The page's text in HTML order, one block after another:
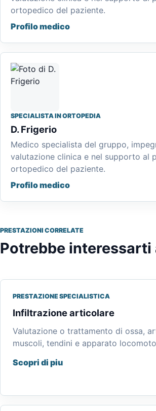
ortopedico del paziente.
Profilo medico
SPECIALISTA IN ORTOPEDIA
D. Frigerio
Medico specialista del gruppo,
valutazione clinica e nel supporto al
ortopedico del paziente.
Profilo medico
PRESTAZIONI CORRELATE
Potrebbe interessarti
PRESTAZIONE SPECIALISTICA
Infiltrazione articolare
Valutazione o trattamento di ossa,
muscoli, tendini e apparato
Scopri di piu